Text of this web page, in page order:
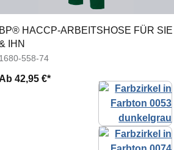
BP® HACCP-ARBEITSHOSE FÜR SIE
IHN
1680-558-74
Ab 42,95 €*